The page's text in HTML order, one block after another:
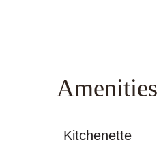
Amenities
Kitchenette